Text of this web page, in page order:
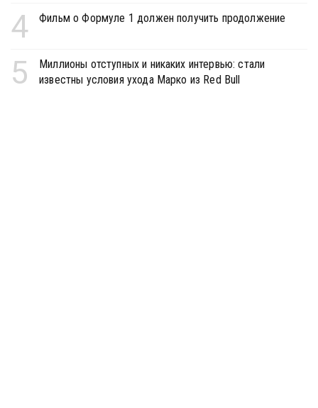
4 Фильм о Формуле 1 должен получить продолжение
5
Миллионы отступных и никаких интервью: стали
известны условия ухода Марко из Red Bull